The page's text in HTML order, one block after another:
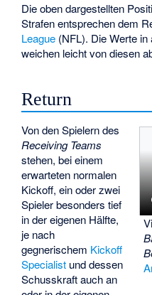
Die oben dargestellten
Strafen entsprechen dem
League (NFL). Die Werte in
weichen leicht von diesen
Return
Von den Spielern des
Receiving Teams
stehen, bei einem
erwarteten normalen
Kickoff, ein oder zwei
Spieler besonders tief
in der eigenen Hälfte,
je nach
gegnerischem Kickoff
Specialist und dessen
Schusskraft auch an